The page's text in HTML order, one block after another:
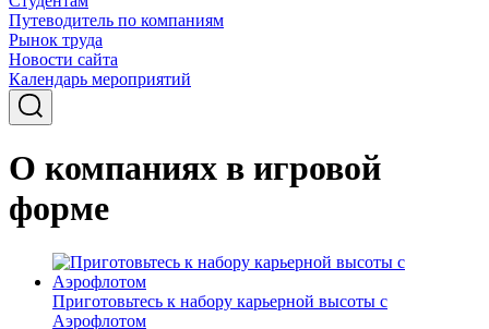
Путеводитель по компаниям
Рынок труда
Новости сайта
Календарь мероприятий
О компаниях в игровой
форме
Приготовьтесь к набору карьерной высоты с
Аэрофлотом